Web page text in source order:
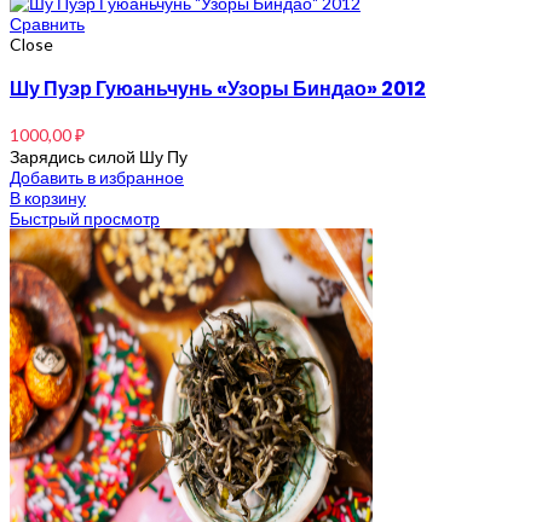
Сравнить
Close
Шу Пуэр Гуюаньчунь «Узоры Биндао» 2012
1000,00₽
Зарядись силой Шу Пу
Добавить в избранное
В корзину
Быстрый просмотр